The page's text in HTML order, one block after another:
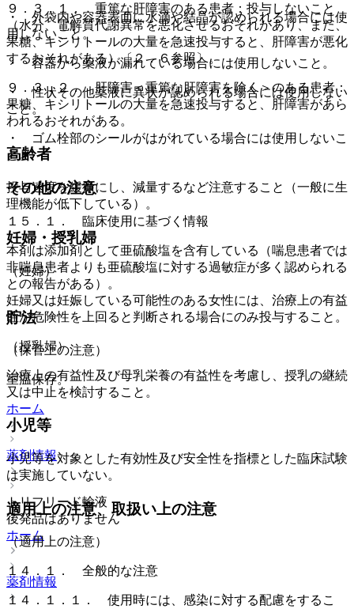
・ 外袋内や容器表面に水滴や結晶が認められる場合には使
用しないこと。
・ 容器から薬液が漏れている場合には使用しないこと。
・ 性状その他薬液に異状が認められる場合には使用しない
こと。
・ ゴム栓部のシールがはがれている場合には使用しないこ
と。
その他の注意
１５．１． 臨床使用に基づく情報
本剤は添加剤として亜硫酸塩を含有している（喘息患者では
非喘息患者よりも亜硫酸塩に対する過敏症が多く認められる
との報告がある）。
貯法
（保管上の注意）
室温保存。
ホーム
薬剤情報
トリフリード輸液
後発品はありません
ホーム
薬剤情報
９．３．１． 重篤な肝障害のある患者：投与しないこと
（水分、電解質代謝異常を悪化させるおそれがあり、また、
果糖、キシリトールの大量を急速投与すると、肝障害が悪化
するおそれがある）〔２．６参照〕。
９．３．２． 肝障害＜重篤な肝障害を除く＞のある患者：
果糖、キシリトールの大量を急速投与すると、肝障害があら
われるおそれがある。
高齢者
投与速度を緩徐にし、減量するなど注意すること（一般に生
理機能が低下している）。
妊婦・授乳婦
（妊婦）
妊婦又は妊娠している可能性のある女性には、治療上の有益
性が危険性を上回ると判断される場合にのみ投与すること。
（授乳婦）
治療上の有益性及び母乳栄養の有益性を考慮し、授乳の継続
又は中止を検討すること。
小児等
小児等を対象とした有効性及び安全性を指標とした臨床試験
は実施していない。
適用上の注意、取扱い上の注意
（適用上の注意）
１４．１． 全般的な注意
１４．１．１． 使用時には、感染に対する配慮をするこ